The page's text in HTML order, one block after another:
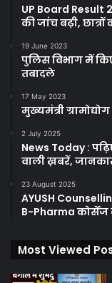
UP Board Result
की जांच बढ़ी,
19 June 2023
पुलिस विभाग में
तबादले
17 May 2023
मुख्यमंत्री
2 July 2025
News Today :
वाली ख़बरें,
23 August 2025
AYUSH
B-Pharma कोर्सेज
Most Viewed